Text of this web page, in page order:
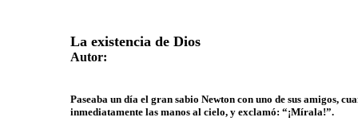
La existencia de Dios
Autor:
Paseaba un día el gran sabio Newton con uno de sus amigos,
inmediatamente las manos al cielo, y exclamó: “¡Mírala!”.